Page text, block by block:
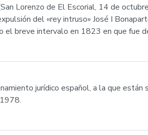
Lorenzo de El Escorial, 14 de
del «rey intruso» José I
breve intervalo en 1823 en que fue
jurídico español, a la que